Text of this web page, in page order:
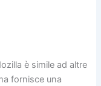
è simile ad altre
fornisce una